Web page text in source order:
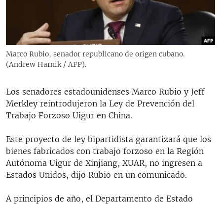
ESPECIALES
ESPECIALES
LA REALIDAD DE LA VIVIENDA EN CUBA
LOS SANTOS DE HIALEAH
LA INVASIÓN DE RUSIA A UCRANIA
MULTIMEDIA
EDITORIALES
SÍGUENOS
Marco Rubio, senador republicano de origen cubano.
(Andrew Harnik / AFP).
Los senadores estadounidenses Marco Rubio y Jeff
Merkley reintrodujeron la Ley de Prevención del
Trabajo Forzoso Uigur en China.
Este proyecto de ley bipartidista garantizará que los
bienes fabricados con trabajo forzoso en la Región
Autónoma Uigur de Xinjiang, XUAR, no ingresen a
Estados Unidos, dijo Rubio en un comunicado.
A principios de año, el Departamento de Estado